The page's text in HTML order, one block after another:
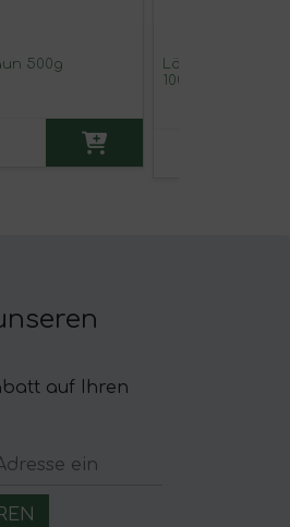
500g
Löslicher Kaffee
100% Arabica
auf Ihren